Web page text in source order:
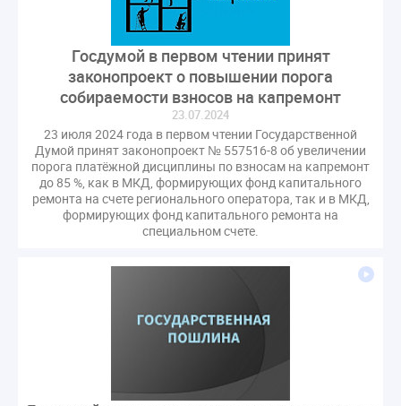
Госдумой в первом чтении принят
законопроект о повышении порога
собираемости взносов на капремонт
23.07.2024
23 июля 2024 года в первом чтении Государственной
Думой принят законопроект № 557516-8 об увеличении
порога платёжной дисциплины по взносам на капремонт
до 85 %, как в МКД, формирующих фонд капитального
ремонта на счете регионального оператора, так и в МКД,
формирующих фонд капитального ремонта на
специальном счете.